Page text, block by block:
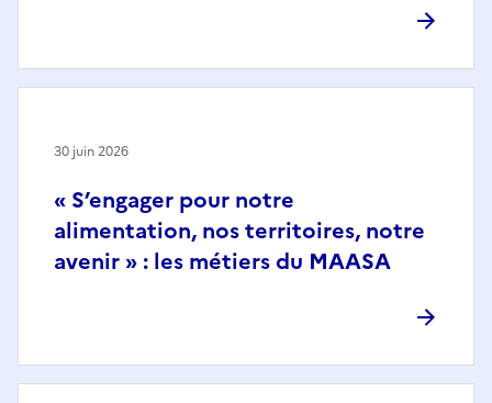
« S’engager pour notre
alimentation, nos territoires, notre
avenir » : les métiers du MAASA
30 juin 2026